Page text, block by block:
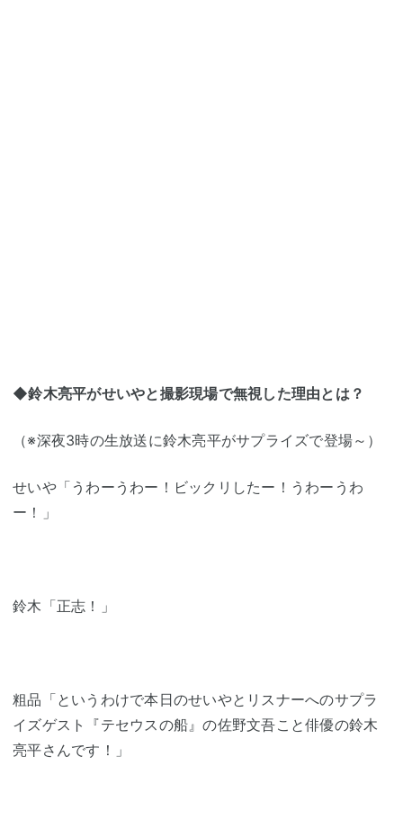
◆鈴木亮平がせいやと撮影現場で無視した理由とは？
（※深夜3時の生放送に鈴木亮平がサプライズで登場～）
せいや「うわーうわー！ビックリしたー！うわーうわ
ー！」
鈴木「正志！」
粗品「というわけで本日のせいやとリスナーへのサプラ
イズゲスト『テセウスの船』の佐野文吾こと俳優の鈴木
亮平さんです！」